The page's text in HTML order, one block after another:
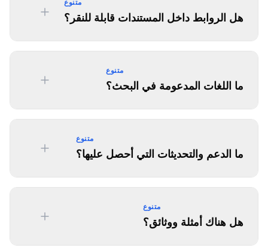
متنوع
هل الروابط داخل المستندات قابلة للنقر؟
متنوع
ما اللغات المدعومة في البحث؟
متنوع
ما الدعم والتحديثات التي أحصل عليها؟
متنوع
هل هناك أمثلة ووثائق؟